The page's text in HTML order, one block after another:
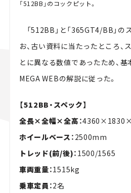
「512BB」のコックピット。
「512BB」と「365GT4/BB」の
お、古い資料に当たったところ、
とに異なる数値であったため、
MEGA WEBの解説に従った。
【512BB・スペック】
全長×全幅×全高：
ホイールベース： 2500mm
トレッド(前/後)： 1500/1565
車両重量：1515kg
乗車定員：2名